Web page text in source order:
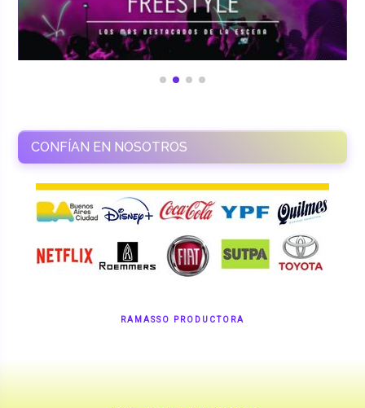
CONFÍAN EN NOSOTROS
RAMASSO PRODUCTORA